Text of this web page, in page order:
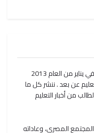
تأسست منصة واكاديمية كتاتيب اونلاين في يناير من العام 2013
عن بعد . ننشر كل ما
من أخبار التعليم
المصري، وعاداته